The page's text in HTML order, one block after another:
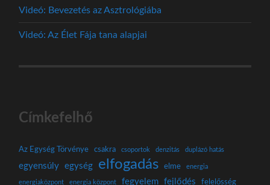
Videó: Bevezetés az Asztrológiába
Videó: Az Élet Fája tana alapjai
Címkefelhő
Az Egység Törvénye csakra csoportok denzitás duplázó hatás
egyensúly egység elfogadás elme energia
energiaközpont energia központ fegyelem fejlődés
felelősség